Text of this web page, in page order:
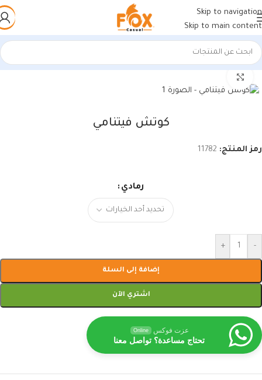
Skip to navigation
Skip to main content
الرئيسية/أحذية رجالي/كوتشات فيتنامي
كوتش فيتنامي
رمز المنتج: 11782
رمادي
-
+
إضافة إلى السلة
اشتري الآن
عزت فوكس Online
تحتاج مساعدة؟ تواصل معنا